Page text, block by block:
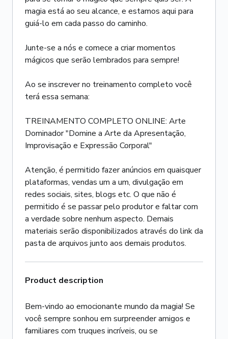
magia está ao seu alcance, e estamos aqui para
guiá-lo em cada passo do caminho.
Junte-se a nós e comece a criar momentos
mágicos que serão lembrados para sempre!
Ao se inscrever no treinamento completo você
terá essa semana:
TREINAMENTO COMPLETO ONLINE: Arte
Dominador "Domine a Arte da Apresentação,
Improvisação e Expressão Corporal"
Atenção, é permitido fazer anúncios em quaisquer
plataformas, vendas um a um, divulgação em
redes sociais, sites, blogs etc. O que não é
permitido é se passar pelo produtor e faltar com
a verdade sobre nenhum aspecto. Demais
materiais serão disponibilizados através do link da
pasta de arquivos junto aos demais produtos.
Product description
Bem-vindo ao emocionante mundo da magia! Se
você sempre sonhou em surpreender amigos e
familiares com truques incríveis, ou se